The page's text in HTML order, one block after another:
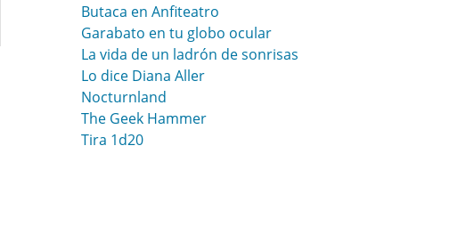
Butaca en Anfiteatro
Garabato en tu globo ocular
La vida de un ladrón de sonrisas
Lo dice Diana Aller
Nocturnland
The Geek Hammer
Tira 1d20